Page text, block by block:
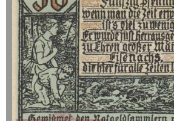
geht oder beschädigt wird.
Absolute Zuverlässigkeit:sowohl in
puncto Service als auch in der Qualität
unserer Banknoten
Möchten Sie Banknoten
verkaufen?
Dann sind Sie bei uns genau richtig
Senden Sie uns einfach ein
Ehrenfriedersdorf
Eichrodt-Wutha
Eilenburg
Einswarden
Eisbergen
Eisenach